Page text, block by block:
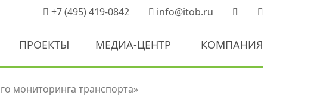
+7 (495) 419-0842 info@itob.ru
ПРОЕКТЫ МЕДИА-ЦЕНТР КОМПАНИЯ
мониторинга транспорта»